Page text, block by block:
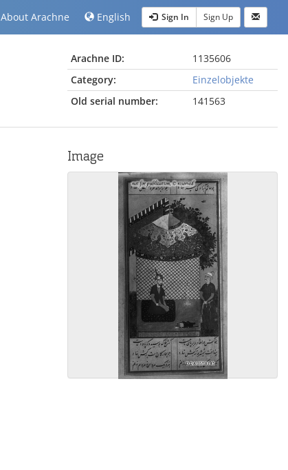
About Arachne English Sign In Sign Up
Arachne ID:
1135606
Category:
Einzelobjekte
Old serial number:
141563
Image